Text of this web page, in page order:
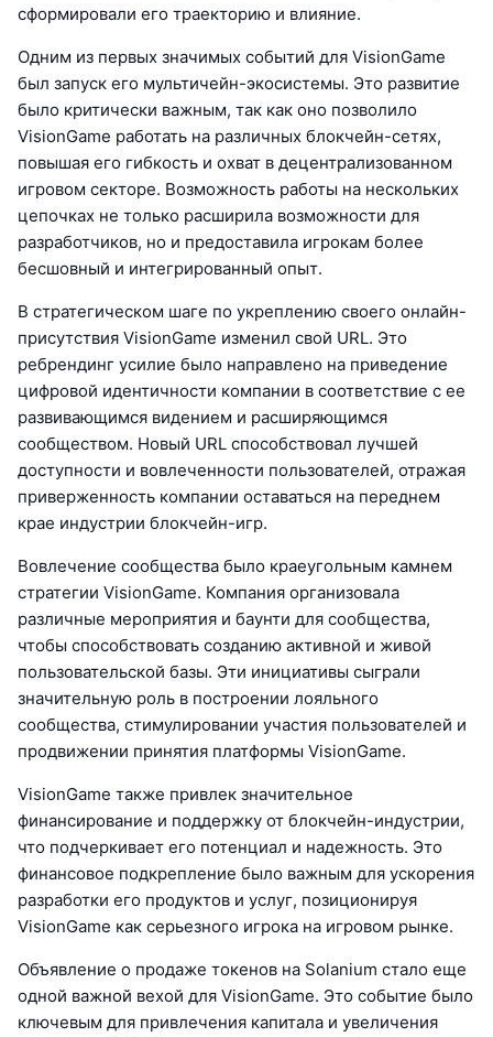
сформировали его траекторию и влияние.
Одним из первых значимых событий для VisionGame
был запуск его мультичейн-экосистемы. Это развитие
было критически важным, так как оно позволило
VisionGame работать на различных блокчейн-сетях,
повышая его гибкость и охват в децентрализованном
игровом секторе. Возможность работы на нескольких
цепочках не только расширила возможности для
разработчиков, но и предоставила игрокам более
бесшовный и интегрированный опыт.
В стратегическом шаге по укреплению своего онлайн-
присутствия VisionGame изменил свой URL. Это
ребрендинг усилие было направлено на приведение
цифровой идентичности компании в соответствие с ее
развивающимся видением и расширяющимся
сообществом. Новый URL способствовал лучшей
доступности и вовлеченности пользователей, отражая
приверженность компании оставаться на переднем
крае индустрии блокчейн-игр.
Вовлечение сообщества было краеугольным камнем
стратегии VisionGame. Компания организовала
различные мероприятия и баунти для сообщества,
чтобы способствовать созданию активной и живой
пользовательской базы. Эти инициативы сыграли
значительную роль в построении лояльного
сообщества, стимулировании участия пользователей и
продвижении принятия платформы VisionGame.
VisionGame также привлек значительное
финансирование и поддержку от блокчейн-индустрии,
что подчеркивает его потенциал и надежность. Это
финансовое подкрепление было важным для ускорения
разработки его продуктов и услуг, позиционируя
VisionGame как серьезного игрока на игровом рынке.
Объявление о продаже токенов на Solanium стало еще
одной важной вехой для VisionGame. Это событие было
ключевым для привлечения капитала и увеличения